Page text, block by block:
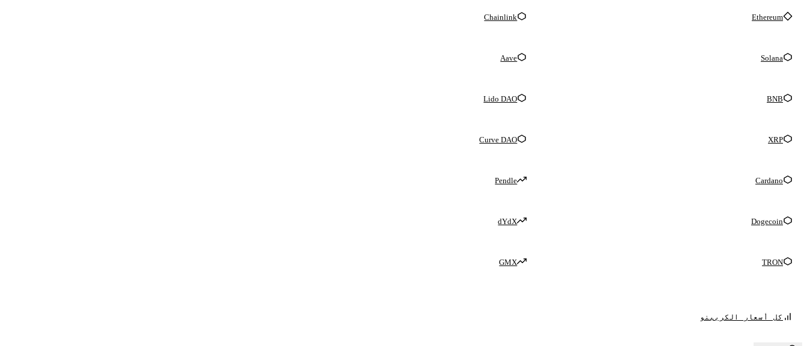
Ethereum
Solana
BNB
XRP
Cardano
Dogecoin
TRON
Chainlink
Aave
Lido DAO
Curve DAO
Pendle
dYdX
GMX
كل أسعار الكريبتو